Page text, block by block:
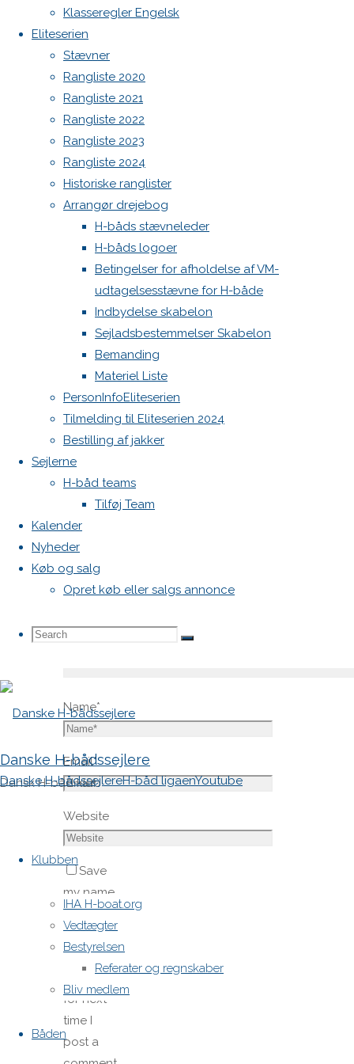
Klasseregler Engelsk
Eliteserien
Stævner
Rangliste 2020
Rangliste 2021
Rangliste 2022
Rangliste 2023
Rangliste 2024
Historiske ranglister
Arrangør drejebog
H-båds stævneleder
H-båds logoer
Betingelser for afholdelse af VM-
udtagelsesstævne for H-både
Indbydelse skabelon
Sejladsbestemmelser Skabelon
Bemanding
Materiel Liste
PersonInfoEliteserien
Tilmelding til Eliteserien 2024
Bestilling af jakker
Sejlerne
H-båd teams
Tilføj Team
Kalender
Nyheder
Køb og salg
Opret køb eller salgs annonce
Search
Search
Search
Danske H-bådssejlere
Dansk H-båd klub
Danske H-bådssejlereH-båd ligaenYoutube
Klubben
IHA H-boat.org
Vedtægter
Bestyrelsen
Referater og regnskaber
Bliv medlem
Båden
rust af.
Previous
image
Next
image
Skriv
et
svar
Din e-
mailadresse
vil ikke
blive
publiceret.
Krævede
felter er
markeret
med
Comment
Name*
Email*
Website
Save
my name,
email,
and site
URL in my
browser
for next
time I
post a
WordPress.org